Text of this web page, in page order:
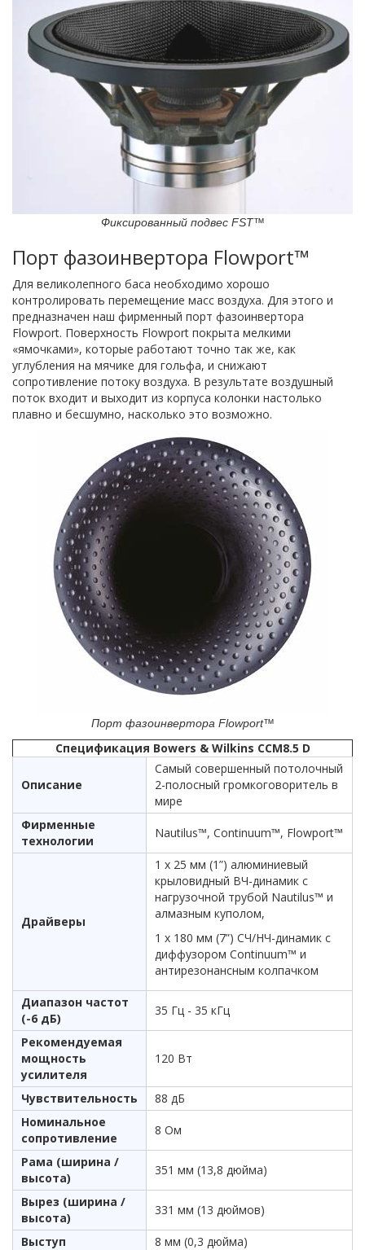
Фиксированный подвес FST™
Порт фазоинвертора Flowport™
Для великолепного баса необходимо хорошо
контролировать перемещение масс воздуха. Для этого и
предназначен наш фирменный порт фазоинвертора
Flowport. Поверхность Flowport покрыта мелкими
«ямочками», которые работают точно так же, как
углубления на мячике для гольфа, и снижают
сопротивление потоку воздуха. В результате воздушный
поток входит и выходит из корпуса колонки настолько
плавно и бесшумно, насколько это возможно.
Порт фазоинвертора Flowport™
Спецификация Bowers & Wilkins CCM8.5 D
Описание
Самый совершенный потолочный
2-полосный громкоговоритель в
мире
Фирменные
технологии
Nautilus™, Continuum™, Flowport™
Драйверы
1 х 25 мм (1”) алюминиевый
крыловидный ВЧ-динамик с
нагрузочной трубой Nautilus™ и
алмазным куполом,
1 х 180 мм (7”) СЧ/НЧ-динамик с
диффузором Continuum™ и
антирезонансным колпачком
Диапазон частот
(-6 дБ)
35 Гц - 35 кГц
Рекомендуемая
мощность
усилителя
120 Вт
Чувствительность
88 дБ
Номинальное
сопротивление
8 Ом
Рама (ширина /
высота)
351 мм (13,8 дюйма)
Вырез (ширина /
высота)
331 мм (13 дюймов)
Выступ
8 мм (0,3 дюйма)